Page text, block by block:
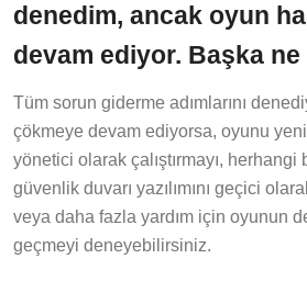
denedim, ancak oyun
devam ediyor. Başka
Tüm sorun giderme adımlarını
çökmeye devam ediyorsa, oyunu
yönetici olarak çalıştırmayı,
güvenlik duvarı yazılımını geçici
veya daha fazla yardım için oyunun
geçmeyi deneyebilirsiniz.